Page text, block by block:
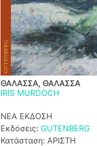
ΘΑΛΑΣΣΑ, ΘΑΛΑΣΣΑ
IRIS MURDOCH
ΝΕΑ ΕΚΔΟΣΗ
Εκδόσεις: GUTENBERG
Κατάσταση: ΑΡΙΣΤΗ